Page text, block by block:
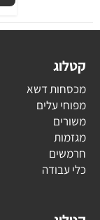
קטלוג
מכסחות דשא
מפוחי עלים
משורים
מגזמות
חרמשים
כלי עבודה